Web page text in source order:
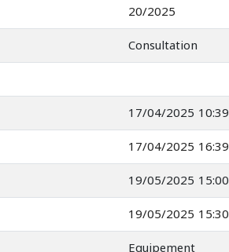
20/2025
Consultation
17/04/2025 10:39
17/04/2025 16:39
19/05/2025 15:00
19/05/2025 15:30